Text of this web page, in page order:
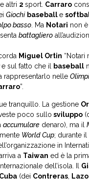
altri 2 sport. Carraro
Giochi baseballe
basso . Ma Notari non
battagliero
Miguel Ortin “Notari
e sul fatto che il baseball
rappresentarlo nelle
”.
tranquillo. La gestione
poco sullo sviluppo
accumulare denaro), ma il
World Cup; durante
in
a Taiwan ed è la
dell’isola. Il
Cuba (dei Contreras Lazo